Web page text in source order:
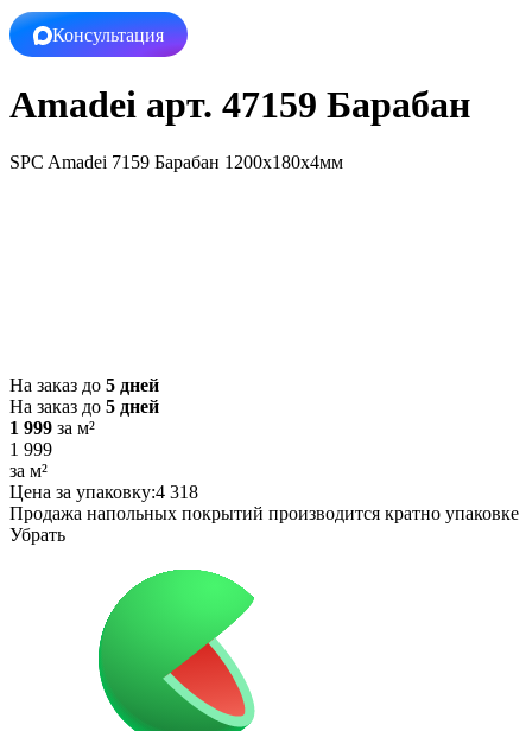
Консультация
Amadei арт. 47159 Барабан
SPC Amadei 7159 Барабан 1200x180x4мм
На заказ до 5 дней
На заказ до 5 дней
1 999 за м²
1 999
за м²
Цена за упаковку:4 318
Продажа напольных покрытий производится кратно упаковке
Убрать